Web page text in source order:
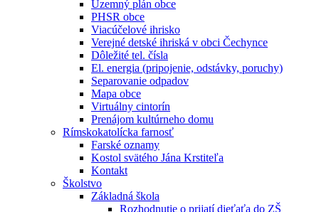
Územný plán obce
PHSR obce
Viacúčelové ihrisko
Verejné detské ihriská v obci Čechynce
Dôležité tel. čísla
El. energia (pripojenie, odstávky, poruchy)
Separovanie odpadov
Mapa obce
Virtuálny cintorín
Prenájom kultúrneho domu
Rímskokatolícka farnosť
Farské oznamy
Kostol svätého Jána Krstiteľa
Kontakt
Školstvo
Základná škola
Rozhodnutie o prijatí dieťaťa do ZŠ